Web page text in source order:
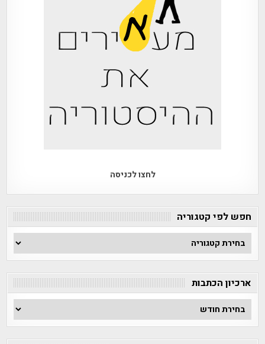
לחצו לכניסה
חפש לפי קטגוריה
חפש
לפי
ארכיון הכתבות
ארכיון
הכתבות